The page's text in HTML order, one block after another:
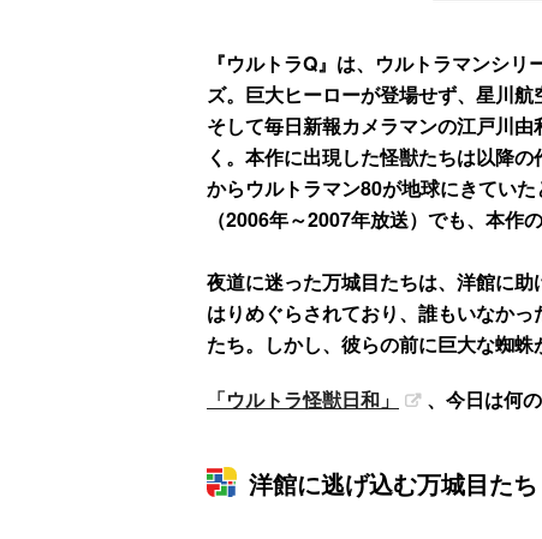
『ウルトラQ』は、ウルトラマンシ
ズ。巨大ヒーローが登場せず、星川航
そして毎日新報カメラマンの江戸川
く。本作に出現した怪獣たちは以降
からウルトラマン80が地球にきてい
（2006年～2007年放送）でも、本作
夜道に迷った万城目たちは、洋館に
はりめぐらされており、誰もいなか
たち。しかし、彼らの前に巨大な蜘蛛
「ウルトラ怪獣日和」
、今日は何
洋館に逃げ込む万城目たち